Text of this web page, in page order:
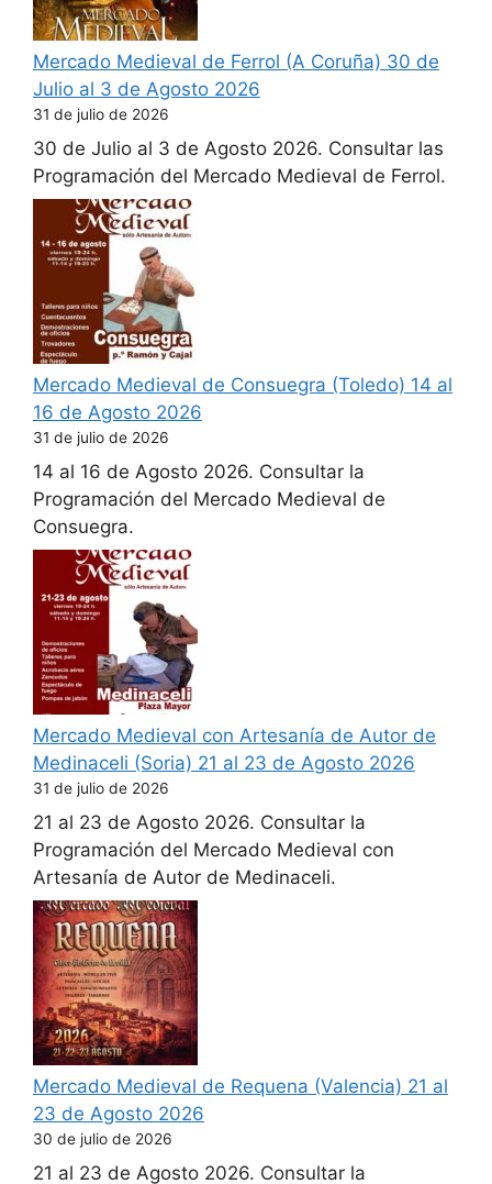
Mercado Medieval de Ferrol (A Coruña) 30 de
Julio al 3 de Agosto 2026
31 de julio de 2026
30 de Julio al 3 de Agosto 2026. Consultar las
Programación del Mercado Medieval de Ferrol.
Mercado Medieval de Consuegra (Toledo) 14 al
16 de Agosto 2026
31 de julio de 2026
14 al 16 de Agosto 2026. Consultar la
Programación del Mercado Medieval de
Consuegra.
Mercado Medieval con Artesanía de Autor de
Medinaceli (Soria) 21 al 23 de Agosto 2026
31 de julio de 2026
21 al 23 de Agosto 2026. Consultar la
Programación del Mercado Medieval con
Artesanía de Autor de Medinaceli.
Mercado Medieval de Requena (Valencia) 21 al
23 de Agosto 2026
30 de julio de 2026
21 al 23 de Agosto 2026. Consultar la